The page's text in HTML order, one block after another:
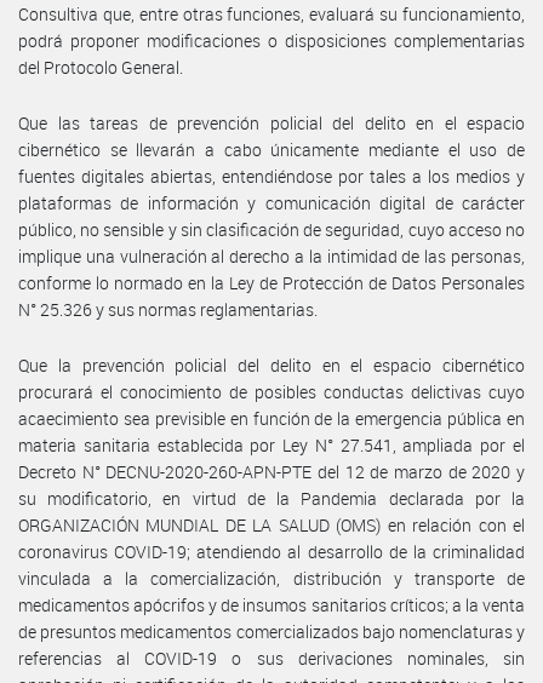
Consultiva que, entre otras funciones, evaluará su funcionamiento,
podrá proponer modificaciones o disposiciones complementarias
del Protocolo General.
Que las tareas de prevención policial del delito en el espacio
cibernético se llevarán a cabo únicamente mediante el uso de
fuentes digitales abiertas, entendiéndose por tales a los medios y
plataformas de información y comunicación digital de carácter
público, no sensible y sin clasificación de seguridad, cuyo acceso no
implique una vulneración al derecho a la intimidad de las personas,
conforme lo normado en la Ley de Protección de Datos Personales
N° 25.326 y sus normas reglamentarias.
Que la prevención policial del delito en el espacio cibernético
procurará el conocimiento de posibles conductas delictivas cuyo
acaecimiento sea previsible en función de la emergencia pública en
materia sanitaria establecida por Ley N° 27.541, ampliada por el
Decreto N° DECNU-2020-260-APN-PTE del 12 de marzo de 2020 y
su modificatorio, en virtud de la Pandemia declarada por la
ORGANIZACIÓN MUNDIAL DE LA SALUD (OMS) en relación con el
coronavirus COVID-19; atendiendo al desarrollo de la criminalidad
vinculada a la comercialización, distribución y transporte de
medicamentos apócrifos y de insumos sanitarios críticos; a la venta
de presuntos medicamentos comercializados bajo nomenclaturas y
referencias al COVID-19 o sus derivaciones nominales, sin